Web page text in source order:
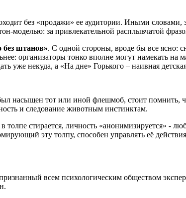
без «продажи» ее аудитории. Иными
моделью: за привлекательной расплывчатой
без штанов». С одной стороны, вроде бы все ясно:
организаторы тонко вполне могут намекать на
уже некуда, а «На дне» Горького – наивная
насыщен тот или иной флешмоб, стоит помнить,
и следование животным инстинктам.
толпе стирается, личность «анонимизируется» -
эту толпу, способен управлять её
всем психологическим обществом